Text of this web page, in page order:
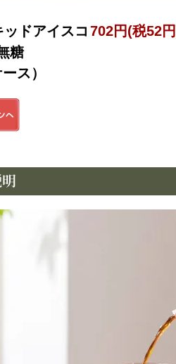
ドアイスコ
糖
ス）
702円(税52